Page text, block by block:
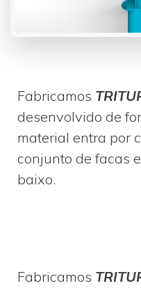
Fabricamos
desenvolvido de
material entra por
conjunto de facas
baixo.
Fabricamos